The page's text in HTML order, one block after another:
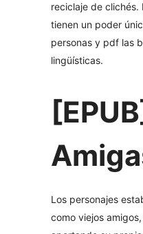
reciclaje de clichés.
tienen un poder
personas y pdf las
lingüísticas.
Los personajes
como viejos